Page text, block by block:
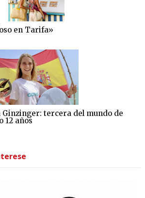
en Tarifa»
tercera del mundo de
12 años